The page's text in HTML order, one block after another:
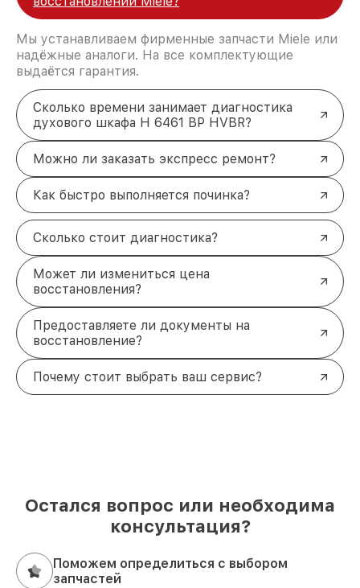
Мы устанавливаем фирменные запчасти Miele или
надёжные аналоги. На все комплектующие
выдаётся гарантия.
Сколько времени занимает диагностика
духового шкафа H 6461 BP HVBR?
Можно ли заказать экспресс ремонт?
Как быстро выполняется починка?
Сколько стоит диагностика?
Может ли измениться цена
восстановления?
Предоставляете ли документы на
восстановление?
Почему стоит выбрать ваш сервис?
Остался вопрос или необходима
консультация?
Поможем определиться с выбором
запчастей